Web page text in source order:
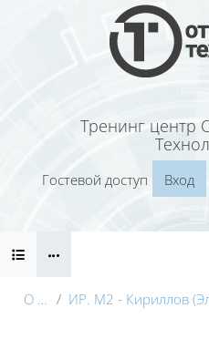
Перейти к основному
Тренинг центр
Гостевой доступ
Вход
Блоки
О курсе